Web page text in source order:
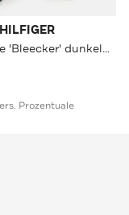
Stoffhose 'Bleecker' dunkelblau
Prozentuale